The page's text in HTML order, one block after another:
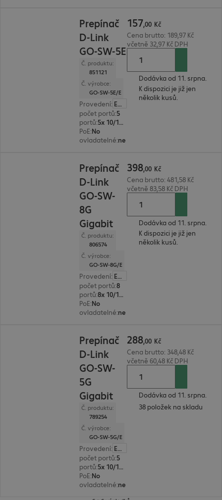
Prepínač
D-Link
GO-SW-5E
Č. produktu:
851121
Č. výrobce:
GO-SW-5E/E
Provedení:
Evropa
počet portů:5
portů:
5x 10/100 RJ45
PoE:No
ovladatelné:ne
157,00 Kč
Cena brutto: 189,97 Kč
včetně 32,97 Kč DPH
Dodávka od 11. srpna.
K dispozici je již jen
několik kusů.
Prepínač
D-Link
GO-SW-
8G
Gigabit
Č. produktu:
806574
Č. výrobce:
GO-SW-8G/E
Provedení:
Evropa
počet portů:8
portů:
8x 10/100/1000 RJ45
PoE:No
ovladatelné:ne
398,00 Kč
Cena brutto: 481,58 Kč
včetně 83,58 Kč DPH
Dodávka od 11. srpna.
K dispozici je již jen
několik kusů.
Prepínač
D-Link
GO-SW-
5G
Gigabit
Č. produktu:
789254
Č. výrobce:
GO-SW-5G/E
Provedení:
Evropa
počet portů:5
portů:
5x 10/100/1000 RJ45
PoE:No
ovladatelné:ne
288,00 Kč
Cena brutto: 348,48 Kč
včetně 60,48 Kč DPH
Dodávka od 11. srpna.
38 položek na skladu